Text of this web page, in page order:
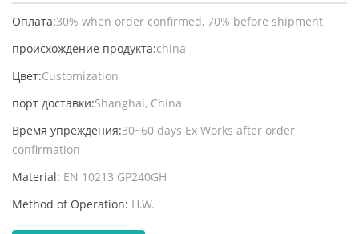
Оплата:30% when order confirmed, 70% before shipment
происхождение продукта:china
Цвет:Customization
порт доставки:Shanghai, China
Время упреждения:30~60 days Ex Works after order
confirmation
Material: EN 10213 GP240GH
Method of Operation: H.W.